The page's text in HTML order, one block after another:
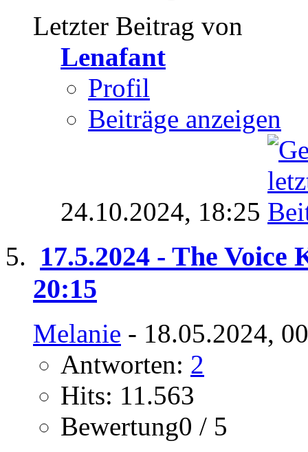
Letzter Beitrag von
Lenafant
Profil
Beiträge anzeigen
24.10.2024, 18:25
17.5.2024 - The Voice
20:15
Melanie - 18.05.2024,
Antworten: 2
Hits: 11.563
Bewertung0 / 5